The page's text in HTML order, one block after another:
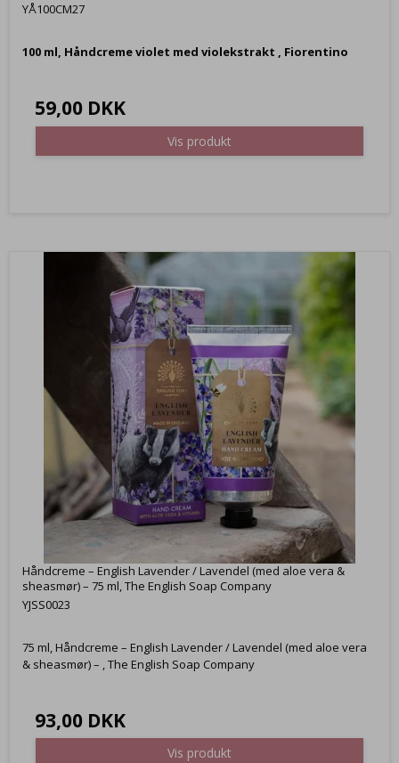
YÅ100CM27
100 ml, Håndcreme violet med violekstrakt , Fiorentino
59,00 DKK
Vis produkt
Håndcreme – English Lavender / Lavendel (med aloe vera &
sheasmør) – 75 ml, The English Soap Company
YJSS0023
75 ml, Håndcreme – English Lavender / Lavendel (med aloe vera
& sheasmør) – , The English Soap Company
93,00 DKK
Vis produkt